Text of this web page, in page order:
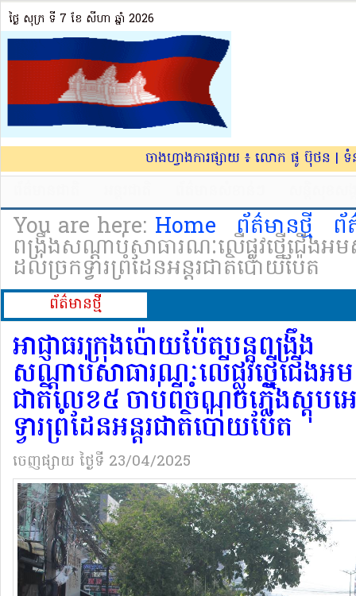
ថ្ងៃ សុក្រ ទី 7​ ខែ សីហា ឆ្នាំ 2026
ចាងហ្វាងការផ្សាយ ៖ លោក ផូ ប៊ុថន |
You are here: Home ព័ត៌មានថ្មី ព័
ពង្រឹងសណ្តាប់សាធារណៈ​លើផ្លូវថ្នើជើង​
ដល់ច្រកទ្វារ​ព្រំដែ​នអន្តរជាតិ​ប៉ោយប៉ែត
ព័ត៌មាន​ថ្មី
អាជ្ញាធរក្រុងប៉ោយប៉ែត​បន្តពង្រឹង
សណ្តាប់សាធារណៈ​លើផ្លូវថ្នើជើង​អម
ជាតិលេខ៥ ចាប់ពីចំណុ​ចភ្លើង​ស្តុប​
ទ្វារ​ព្រំដែ​នអន្តរជាតិ​ប៉ោយប៉ែត
ចេញផ្សាយ ថ្ងៃទី 23/04/2025